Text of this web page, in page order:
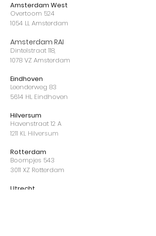
Amsterdam West
Overtoom 524
1054 LL Amsterdam
Amsterdam RAI
Dintelstraat 118,
1078 VZ Amsterdam
Eindhoven
Leenderweg 83
5614 HL Eindhoven
Hilversum
Havenstraat 12 A
1211 KL Hilversum
Rotterdam
Boompjes 543
3011 XZ Rotterdam
Utrecht